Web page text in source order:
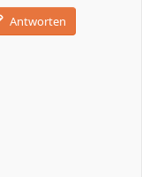
Antworten